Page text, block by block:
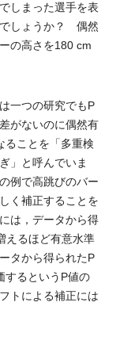
しまった選手を表
でしょうか？ 偶然
の高さを180 cm
一つの研究でもP
がないのに偶然有
ることを「多重検
」と呼んでいま
例で高跳びのバー
く補正することを
は，データから得
えるほど有意水準
タから得られたP
するというP値の
トによる補正には